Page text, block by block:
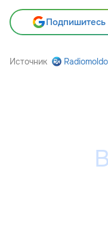
Подпишитесь
Источник